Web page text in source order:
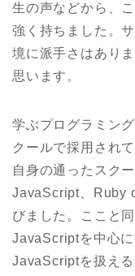
生の声などから、
強く持ちました。
境に派手さはあり
思います。
学ぶプログラミン
クールで採用され
自身の通ったスク
JavaScript、Ruby
びました。ここと
JavaScriptを中心に
JavaScriptを扱え